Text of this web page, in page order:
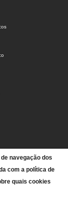
navegação dos
com a política de
quais cookies